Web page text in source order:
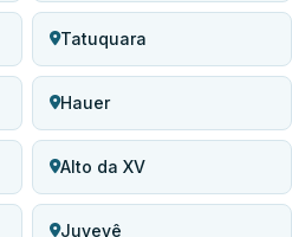
Tatuquara
Hauer
Alto da XV
Juvevê